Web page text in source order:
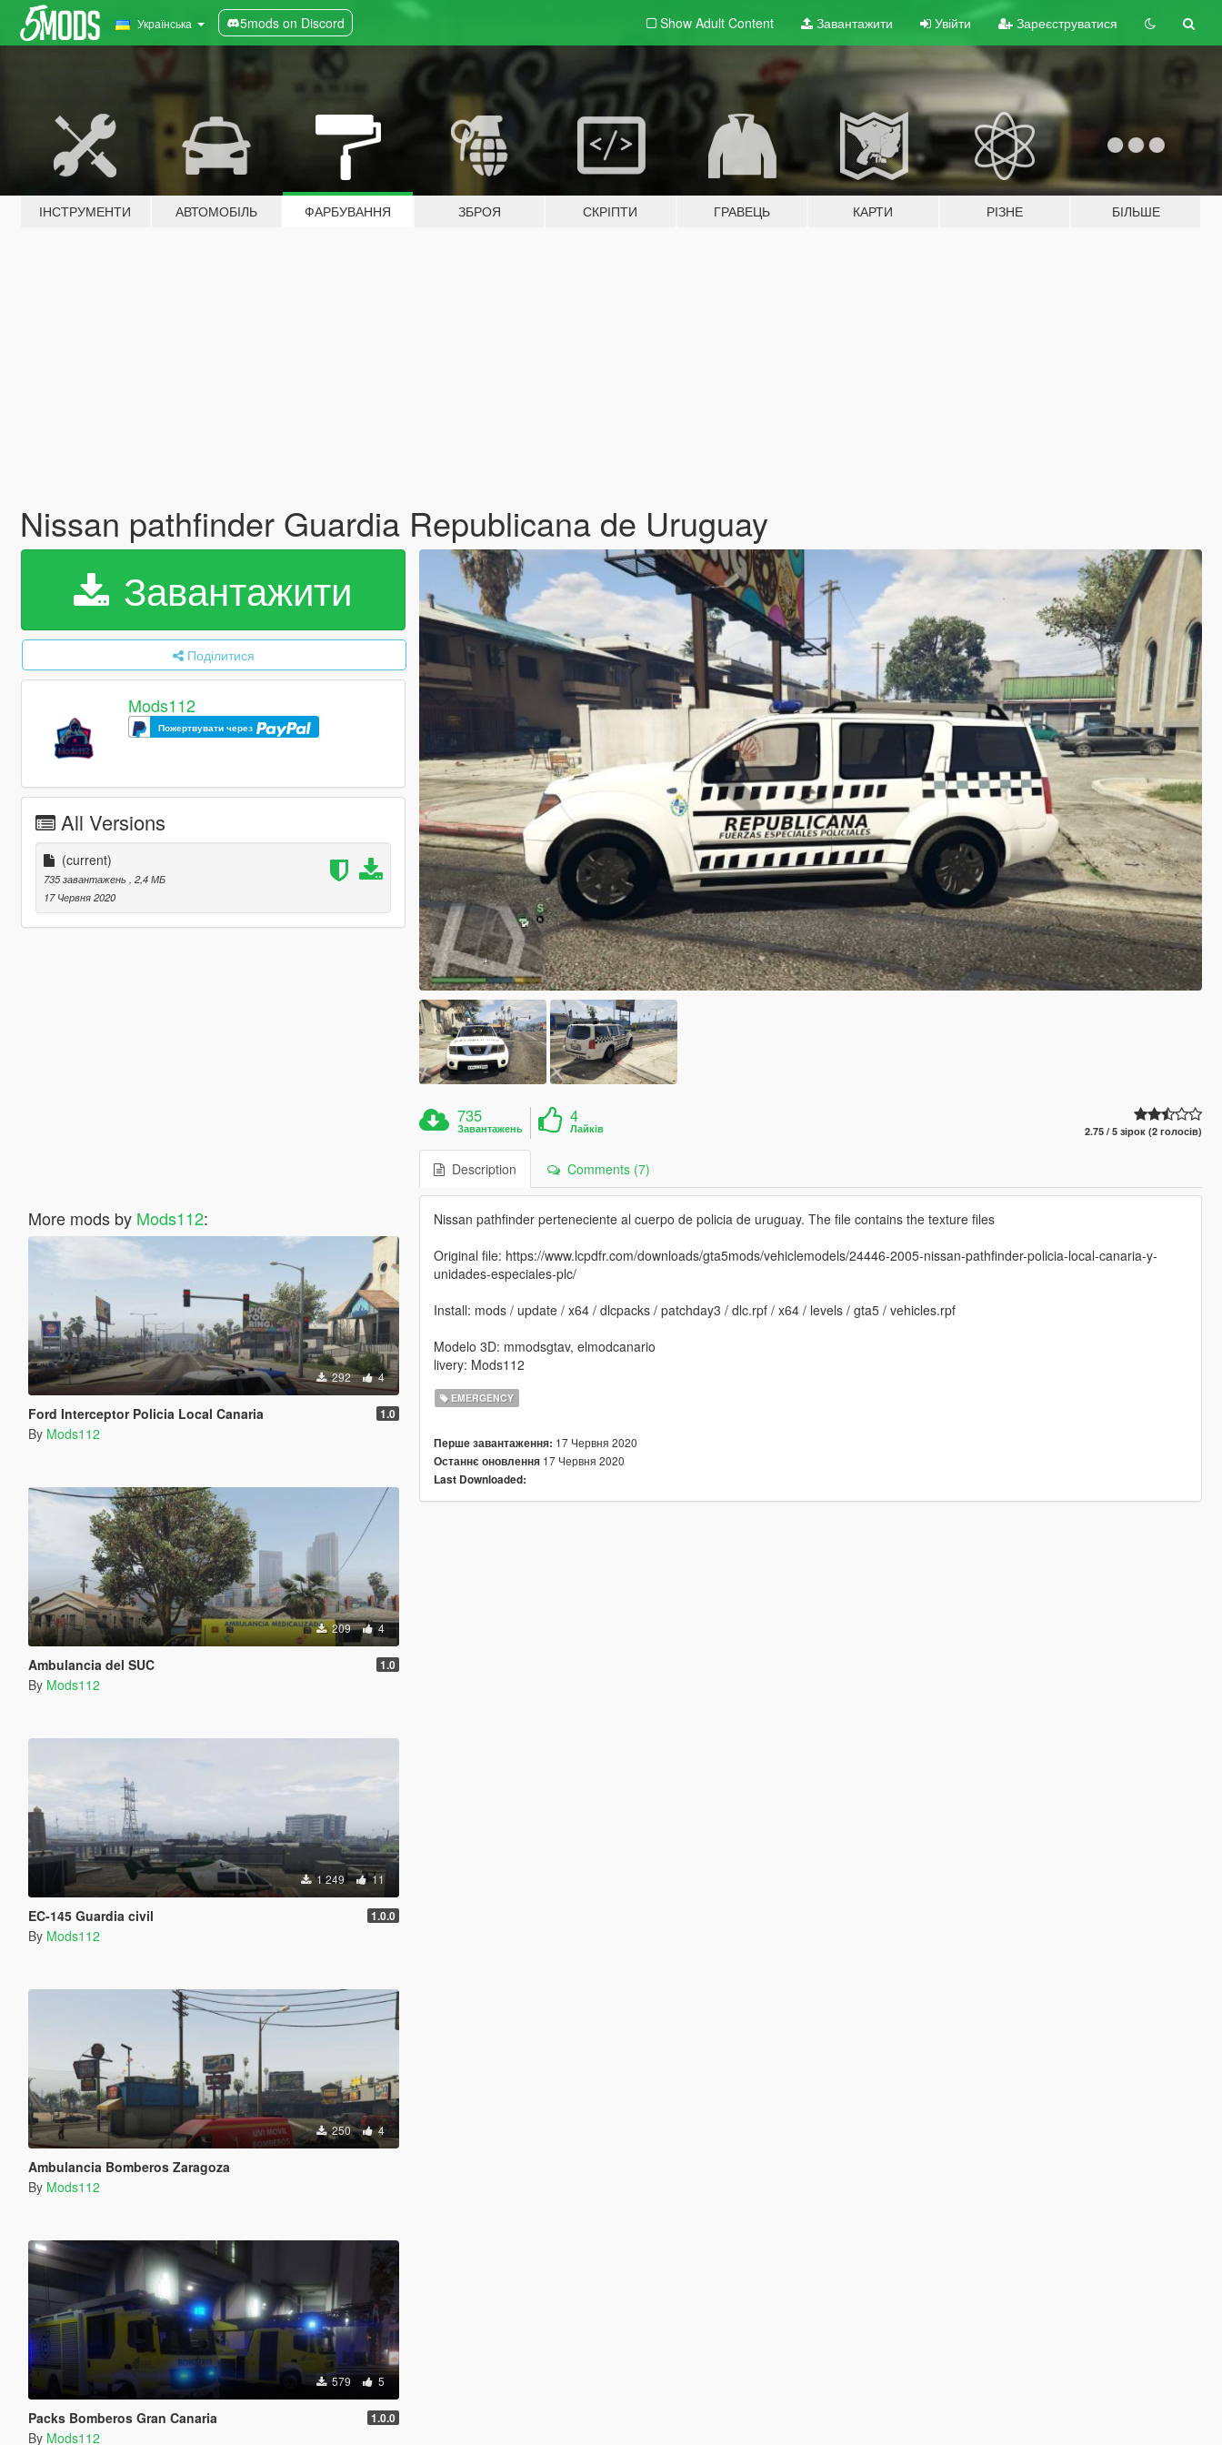
Українська 5mods on Discord Show Adult Content Завантажити Увійти Зареєструватися
ІНСТРУМЕНТИ АВТОМОБІЛЬ ФАРБУВАННЯ ЗБРОЯ СКРІПТИ ГРАВЕЦЬ КАРТИ РІЗНЕ БІЛЬШЕ
Nissan pathfinder Guardia Republicana de Uruguay
Завантажити
Поділитися
Mods112
Пожертвувати через
All Versions
(current)
735 завантажень
, 2,4 МБ
17 Червня 2020
More mods by Mods112:
292 4
Ford Interceptor Policia Local Canaria 1.0
By Mods112
209 4
Ambulancia del SUC 1.0
By Mods112
1 249 11
EC-145 Guardia civil 1.0.0
By Mods112
250 4
Ambulancia Bomberos Zaragoza
By Mods112
579 5
Packs Bomberos Gran Canaria 1.0.0
By Mods112
735
Завантажень
4
Лайків 2.75 / 5 зірок (2 голосів)
Description Comments (7)
Nissan pathfinder perteneciente al cuerpo de policia de uruguay. The file contains the texture files
Original file: https://www.lcpdfr.com/downloads/gta5mods/vehiclemodels/24446-2005-nissan-pathfinder-policia-local-canaria-y-
unidades-especiales-plc/
Install: mods / update / x64 / dlcpacks / patchday3 / dlc.rpf / x64 / levels / gta5 / vehicles.rpf
Modelo 3D: mmodsgtav, elmodcanario
livery: Mods112
EMERGENCY
Перше завантаження: 17 Червня 2020
Останнє оновлення17 Червня 2020
Last Downloaded: